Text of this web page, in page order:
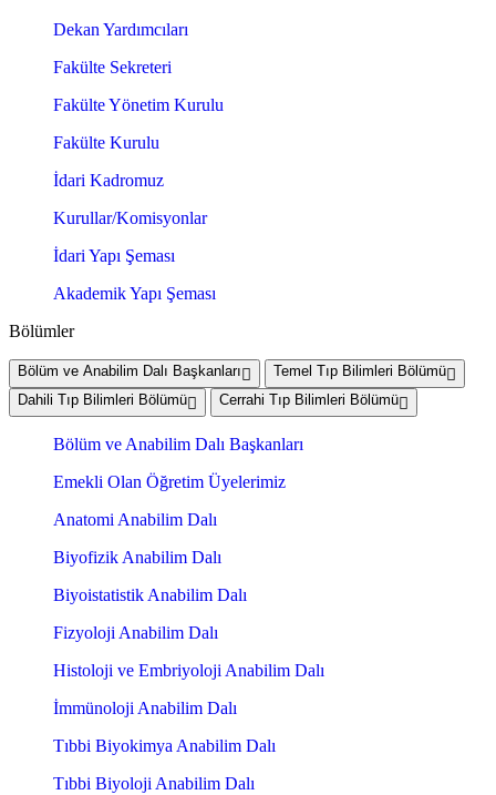
Dekan Yardımcıları
Fakülte Sekreteri
Fakülte Yönetim Kurulu
Fakülte Kurulu
İdari Kadromuz
Kurullar/Komisyonlar
İdari Yapı Şeması
Akademik Yapı Şeması
Bölümler
Bölüm ve Anabilim Dalı Başkanları
Temel Tıp Bilimleri Bölümü
Dahili Tıp Bilimleri Bölümü
Cerrahi Tıp Bilimleri Bölümü
Bölüm ve Anabilim Dalı Başkanları
Emekli Olan Öğretim Üyelerimiz
Anatomi Anabilim Dalı
Biyofizik Anabilim Dalı
Biyoistatistik Anabilim Dalı
Fizyoloji Anabilim Dalı
Histoloji ve Embriyoloji Anabilim Dalı
İmmünoloji Anabilim Dalı
Tıbbi Biyokimya Anabilim Dalı
Tıbbi Biyoloji Anabilim Dalı